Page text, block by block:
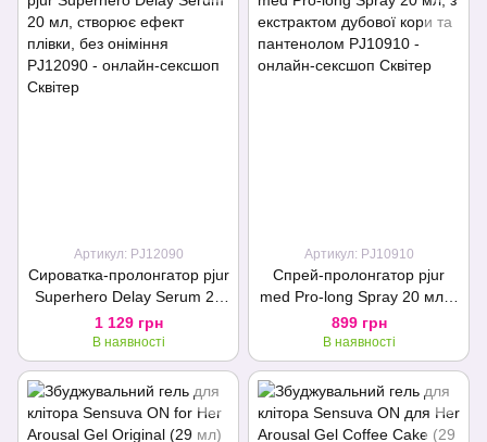
Артикул: PJ12090
Сироватка-пролонгатор pjur
Superhero Delay Serum 20
мл, створює ефект плівки,
без оніміння
1 129 грн
В наявності
Артикул: PJ10910
Спрей-пролонгатор pjur
med Pro-long Spray 20 мл, з
екстрактом дубової кори та
пантенолом
899 грн
В наявності